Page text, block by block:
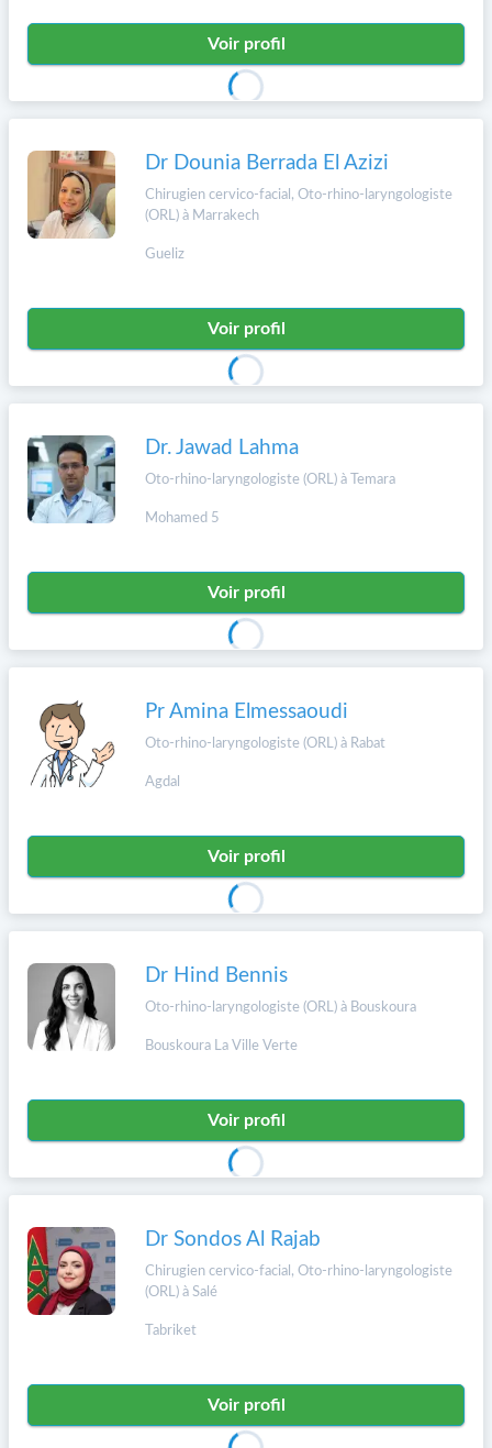
Voir profil
Dr Dounia Berrada El Azizi
Chirugien cervico-facial, Oto-rhino-laryngologiste
(ORL) à Marrakech
Gueliz
Voir profil
Dr. Jawad Lahma
Oto-rhino-laryngologiste (ORL) à Temara
Mohamed 5
Voir profil
Pr Amina Elmessaoudi
Oto-rhino-laryngologiste (ORL) à Rabat
Agdal
Voir profil
Dr Hind Bennis
Oto-rhino-laryngologiste (ORL) à Bouskoura
Bouskoura La Ville Verte
Voir profil
Dr Sondos Al Rajab
Chirugien cervico-facial, Oto-rhino-laryngologiste
(ORL) à Salé
Tabriket
Voir profil